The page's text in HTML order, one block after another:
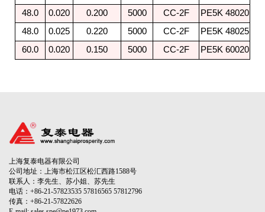
48.0
0.020 0.200 5000 CC-2F
PE5K 48020
48.0
0.025 0.220 5000 CC-2F
PE5K 48025
60.0
0.020 0.150 5000 CC-2F PE5K 60020
上海复泰电器有限公司
公司地址：上海市松江区松汇西路1588号
联系人：李先生、苏小姐、苏先生
电话：+86-21-57823535 57816565 57812796
传真：+86-21-57822626